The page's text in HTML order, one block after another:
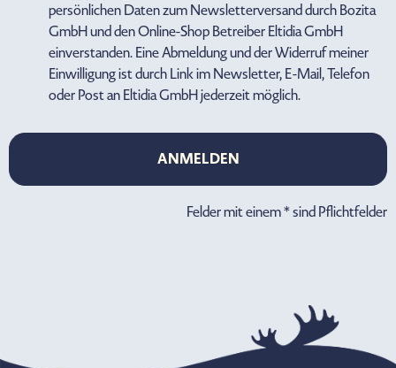
persönlichen Daten zum Newsletterversand durch Bozita
GmbH und den Online-Shop Betreiber Eltidia GmbH
einverstanden. Eine Abmeldung und der Widerruf meiner
Einwilligung ist durch Link im Newsletter, E-Mail, Telefon
oder Post an Eltidia GmbH jederzeit möglich.
ANMELDEN
ANMELDEN
Felder mit einem * sind Pflichtfelder